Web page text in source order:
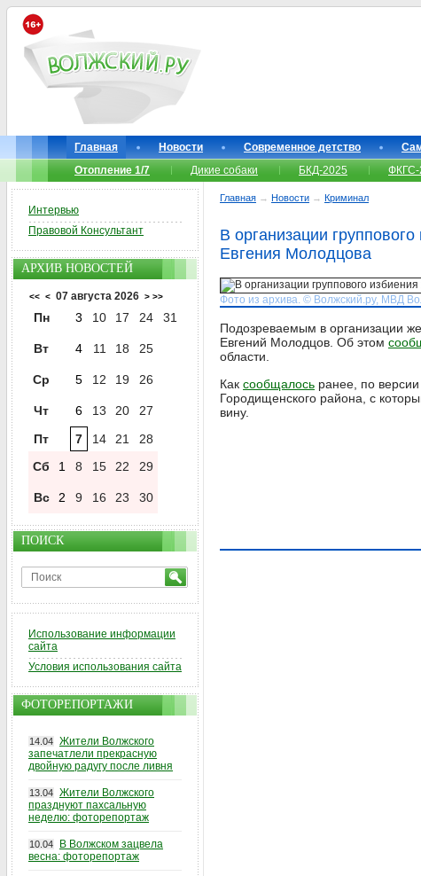
Главная Новости Современное детство
Отопление 1/7
Дикие собаки БКД-2025 ФКГС-
Главная → Новости → Криминал
В организации
Евгения Молодцова
Фото из архива. © Волжский.ру, МВД
Подозреваемым в организации
Евгений Молодцов. Об этом
области.
Как сообщалось ранее, по
Городищенского района, с
вину.
Интервью
Правовой Консультант
АРХИВ НОВОСТЕЙ
<< < 07 августа 2026 > >>
Пн 3 10 17 24 31
Вт 4 11 18 25
Ср 5 12 19 26
Чт 6 13 20
27
Пт
7 14 21
28
Сб
1 8 15 22 29
Вс 2 9 16 23 30
ПОИСК
Использование информации
сайта
Условия использования сайта
ФОТОРЕПОРТАЖИ
14.04 Жители Волжского
запечатлели прекрасную
двойную радугу после ливня
13.04 Жители Волжского
празднуют пахсальную
неделю: фоторепортаж
10.04
В Волжском зацвела
весна: фоторепортаж